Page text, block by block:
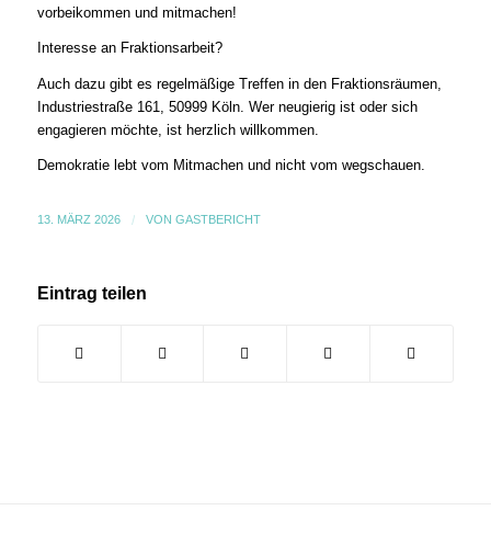
vorbeikommen und mitmachen!
Interesse an Fraktionsarbeit?
Auch dazu gibt es regelmäßige Treffen in den Fraktionsräumen,
Industriestraße 161, 50999 Köln. Wer neugierig ist oder sich
engagieren möchte, ist herzlich willkommen.
Demokratie lebt vom Mitmachen und nicht vom wegschauen.
13. MÄRZ 2026 / VON GASTBERICHT
Eintrag teilen